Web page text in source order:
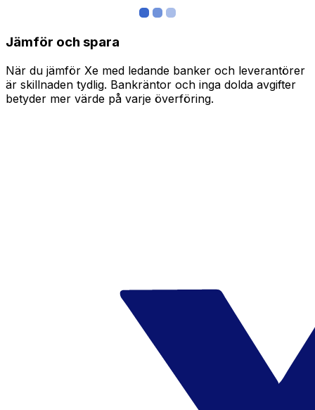
Jämför och spara
När du jämför Xe med ledande banker och leverantörer
är skillnaden tydlig. Bankräntor och inga dolda avgifter
betyder mer värde på varje överföring.